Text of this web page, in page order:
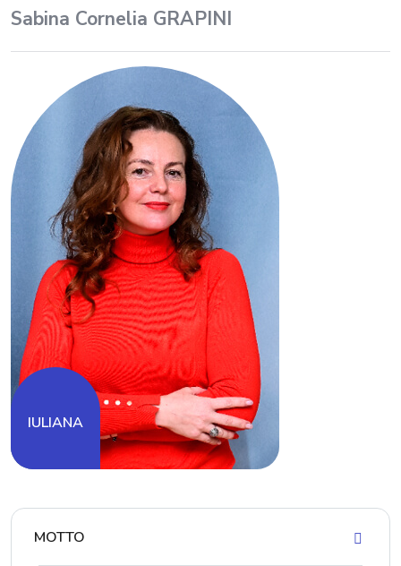
Sabina Cornelia GRAPINI
SABINA
MOTTO